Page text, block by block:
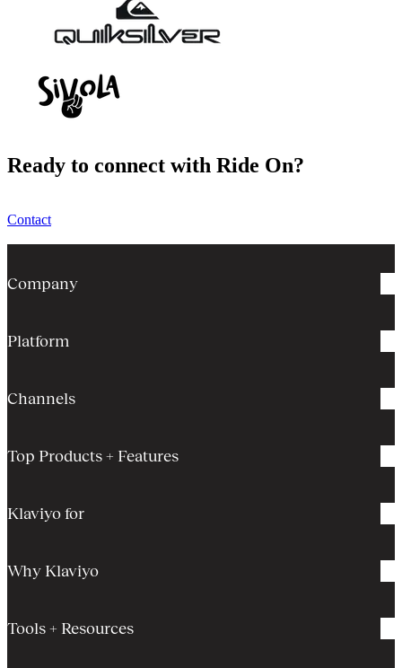
Ready to connect with Ride On?
Contact
Company
Platform
Channels
Top Products + Features
Klaviyo for
Why Klaviyo
Tools + Resources